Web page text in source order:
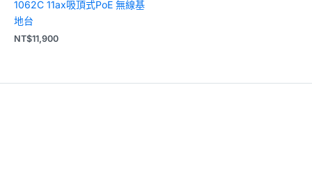
1062C 11ax吸頂式PoE 無線基
地台
NT$11,900